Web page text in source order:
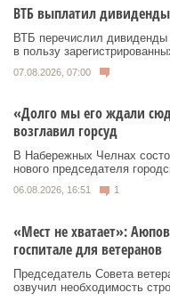
ВТБ выплатил
ВТБ перечислил
в пользу
07.08.2026, 07:00
«Долго мы его ждали
возглавил горсуд
В Набережных Челнах
нового председателя
06.08.2026, 16:51 1
«Мест не хватает»:
госпитале для ветеранов
Председатель Совета
озвучил необходимость